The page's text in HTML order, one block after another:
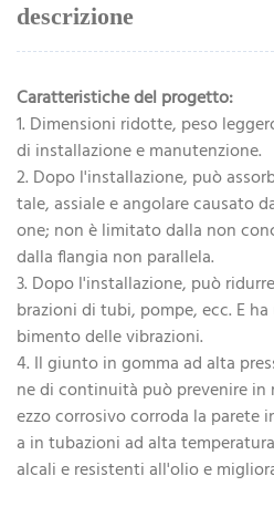
descrizione
Caratteristiche del progetto:
1. Dimensioni ridotte, peso
di installazione e manutenzione.
2. Dopo l'installazione, può
tale, assiale e angolare causato
one; non è limitato dalla non
dalla flangia non parallela.
3. Dopo l'installazione, può
brazioni di tubi, pompe, ecc. E
bimento delle vibrazioni.
4. Il giunto in gomma ad alta
ne di continuità può prevenire in
ezzo corrosivo corroda la parete
a in tubazioni ad alta
alcali e resistenti all'olio e